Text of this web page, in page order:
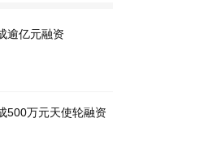
逾亿元融资
500万元天使轮融资